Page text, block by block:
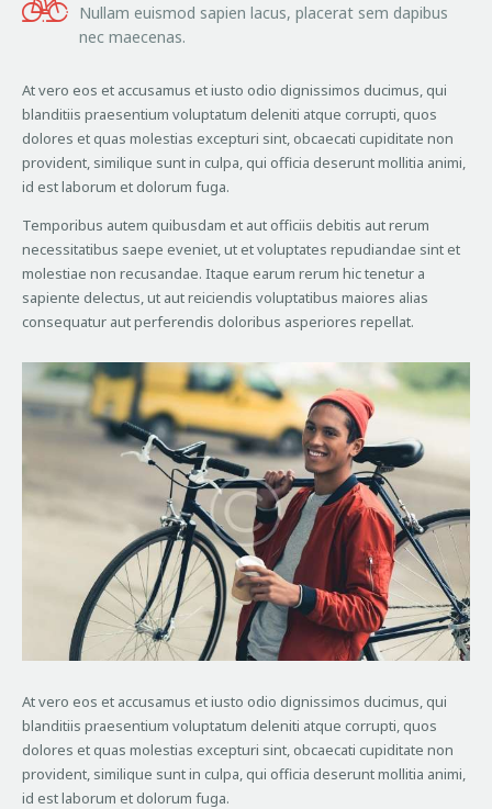
Nullam euismod sapien lacus, placerat sem dapibus
nec maecenas.
At vero eos et accusamus et iusto odio dignissimos ducimus, qui
blanditiis praesentium voluptatum deleniti atque corrupti, quos
dolores et quas molestias excepturi sint, obcaecati cupiditate non
provident, similique sunt in culpa, qui officia deserunt mollitia animi,
id est laborum et dolorum fuga.
Temporibus autem quibusdam et aut officiis debitis aut rerum
necessitatibus saepe eveniet, ut et voluptates repudiandae sint et
molestiae non recusandae. Itaque earum rerum hic tenetur a
sapiente delectus, ut aut reiciendis voluptatibus maiores alias
consequatur aut perferendis doloribus asperiores repellat.
At vero eos et accusamus et iusto odio dignissimos ducimus, qui
blanditiis praesentium voluptatum deleniti atque corrupti, quos
dolores et quas molestias excepturi sint, obcaecati cupiditate non
provident, similique sunt in culpa, qui officia deserunt mollitia animi,
id est laborum et dolorum fuga.